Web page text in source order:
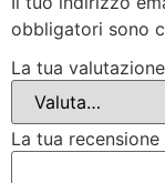
obbligatori sono
La tua valutazione
La tua recensione